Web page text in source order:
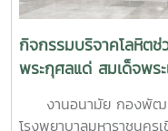
นอกจากนี้ ยังมีการเรียน
ฉุกเฉิน การทำงานร่วม
การติดตามดูแลนิสิตอย่าง
มุ่งเน้นการจัดการสถาน
เสี่ยงต่อการฆ่าตัวตาย ก
ลั่นแกล้งทางไซเบอร์
กิจกรรมบริจาคโลหิต
พระกุศลแด่ สมเด็จพร
นทิราเทพยวดี กรมห
ธิดางานอนามัย กองพัฒน
โรงพยาบาลมหาราชนค